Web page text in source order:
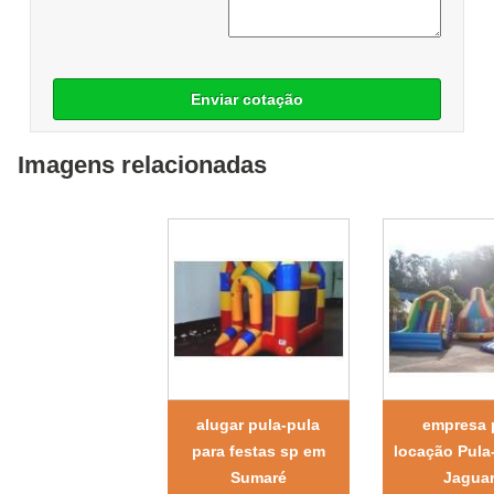
Enviar cotação
Imagens relacionadas
alugar pula-pula
para festas sp em
Sumaré
empresa
locação